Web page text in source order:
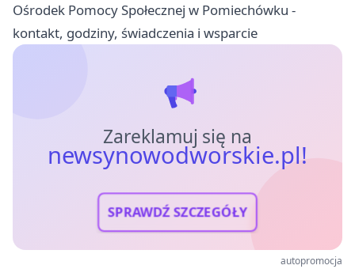
Ośrodek Pomocy Społecznej w Pomiechówku -
kontakt, godziny, świadczenia i wsparcie
Zareklamuj się na
newsynowodworskie.pl!
SPRAWDŹ SZCZEGÓŁY
autopromocja